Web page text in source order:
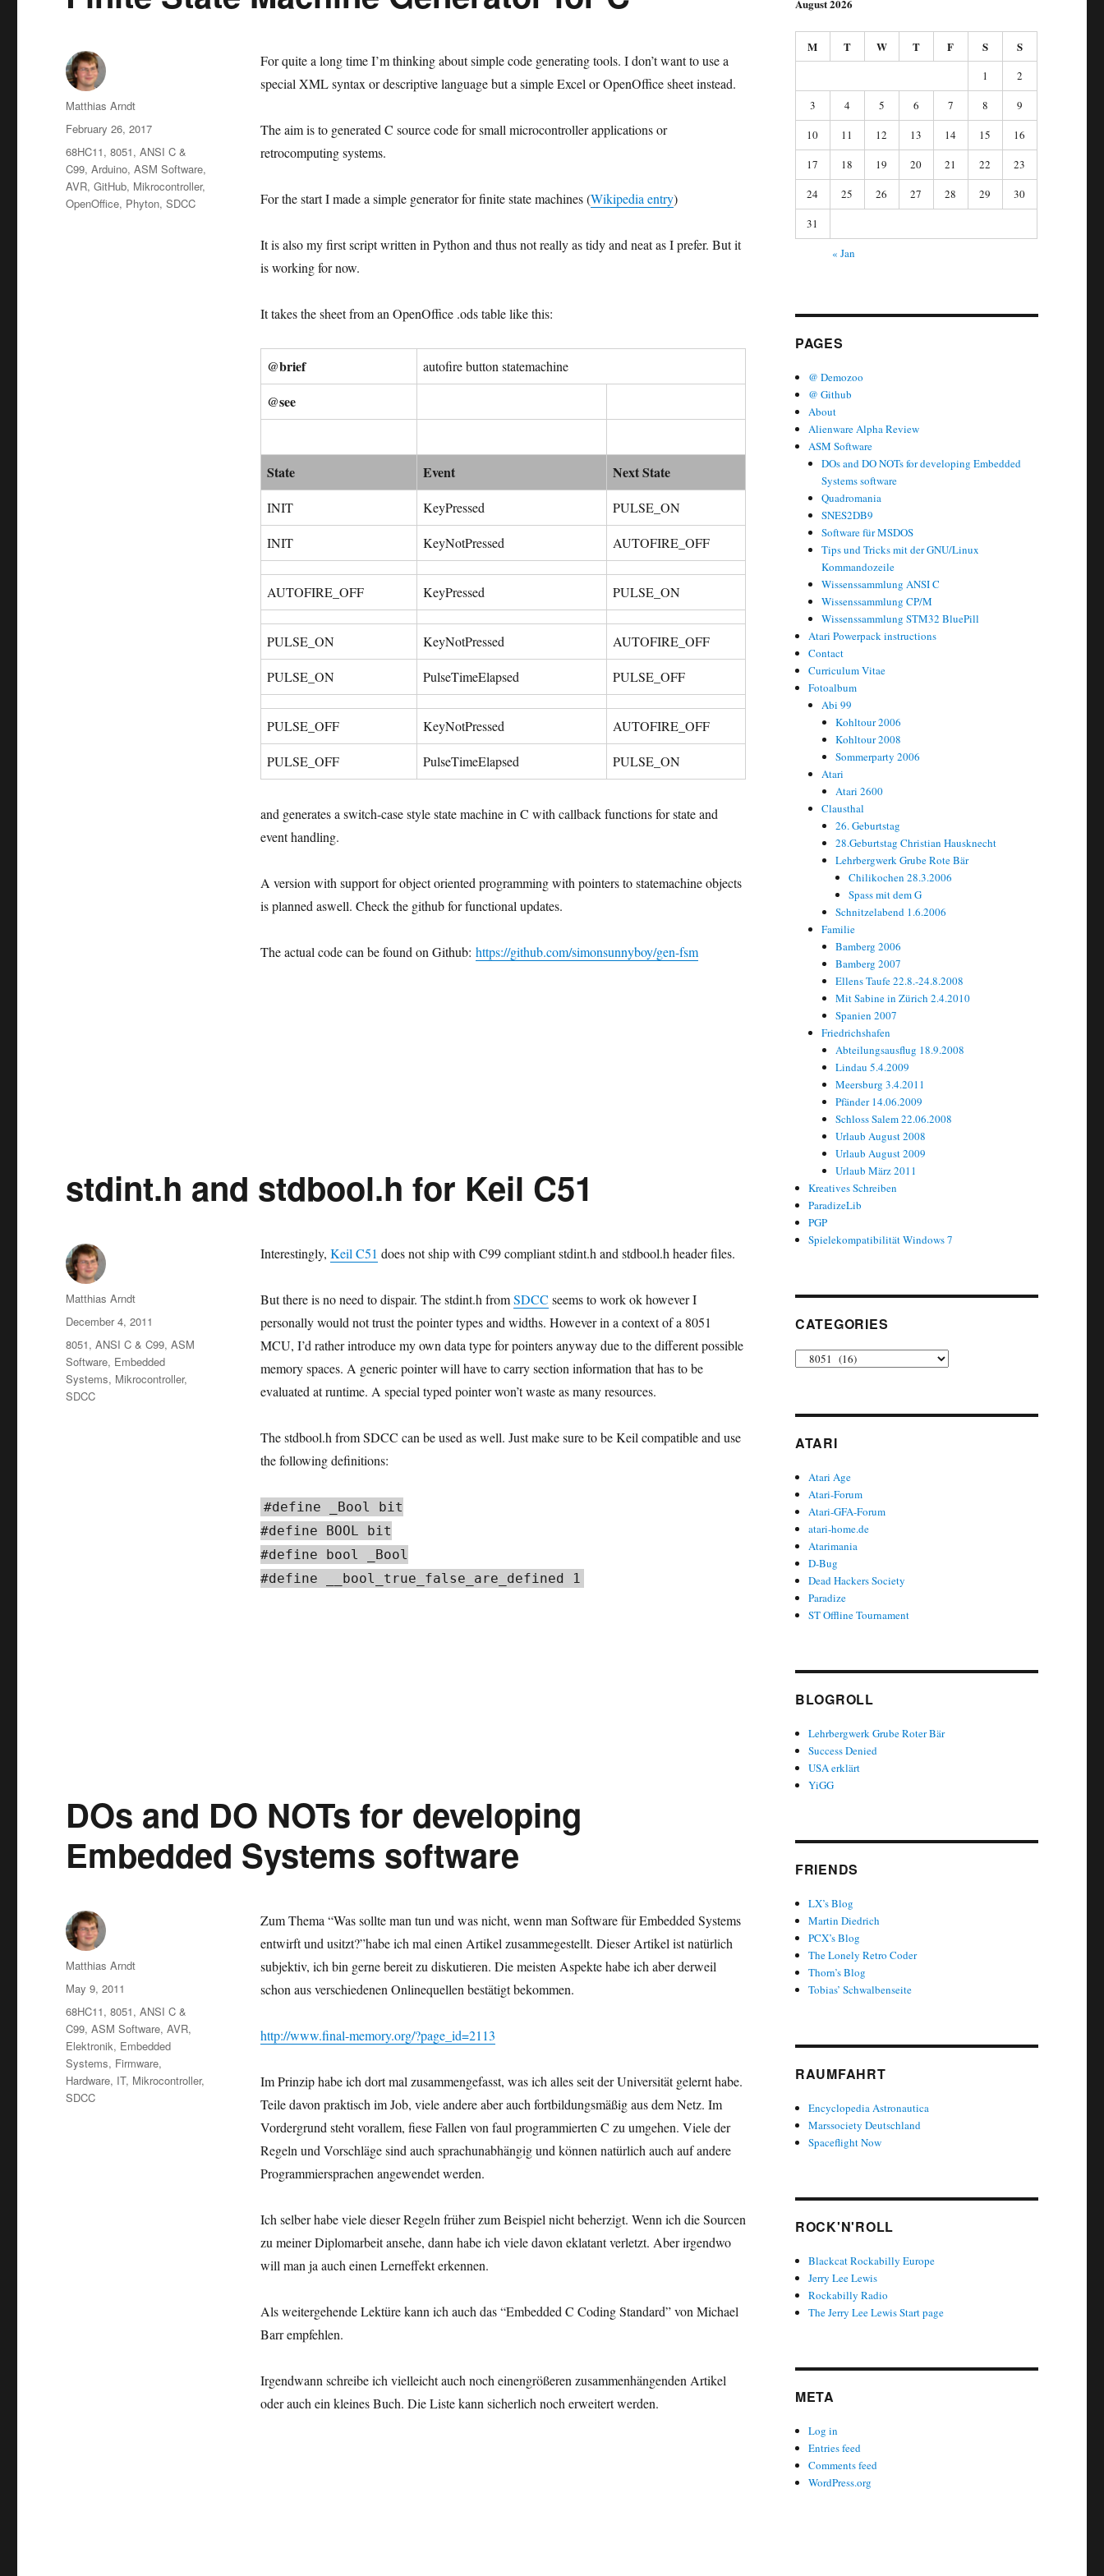
For quite a long time I’m thinking about simple code generating tools. I don’t want to use a
special XML syntax or descriptive language but a simple Excel or OpenOffice sheet instead.
The aim is to generated C source code for small microcontroller applications or
retrocomputing systems.
For the start I made a simple generator for finite state machines (Wikipedia entry)
It is also my first script written in Python and thus not really as tidy and neat as I prefer. But it
is working for now.
It takes the sheet from an OpenOffice .ods table like this:
@brief autofire button statemachine
@see
State Event Next State
INIT KeyPressed PULSE_ON
INIT KeyNotPressed AUTOFIRE_OFF
AUTOFIRE_OFF KeyPressed PULSE_ON
PULSE_ON KeyNotPressed AUTOFIRE_OFF
PULSE_ON PulseTimeElapsed PULSE_OFF
PULSE_OFF KeyNotPressed AUTOFIRE_OFF
PULSE_OFF PulseTimeElapsed PULSE_ON
and generates a switch-case style state machine in C with callback functions for state and
event handling.
A version with support for object oriented programming with pointers to statemachine objects
is planned aswell. Check the github for functional updates.
The actual code can be found on Github: https://github.com/simonsunnyboy/gen-fsm
Author
Matthias Arndt
Posted
on
February 26, 2017
Categories
68HC11,8051,ANSI C &
C99,Arduino,ASM Software,
AVR,GitHub, Mikrocontroller,
OpenOffice, Phyton,SDCC
stdint.h and stdbool.h for Keil C51
Interestingly, Keil C51 does not ship with C99 compliant stdint.h and stdbool.h header files.
But there is no need to dispair. The stdint.h fromSDCC seems to work ok however I
personally would not trust the pointer types and widths. However in a context of a 8051
MCU, I’d rather introduce my own data type for pointers anyway due to the different possible
memory spaces. A generic pointer will have to carry section information that has to be
evaluated at runtime. A special typed pointer won’t waste as many resources.
The stdbool.h from SDCC can be used as well. Just make sure to be Keil compatible and use
the following definitions:
#define _Bool bit
#define BOOL bit
#define bool _Bool
#define __bool_true_false_are_defined 1
Author
Matthias Arndt
Posted
on
December 4, 2011
Categories
8051,ANSI C & C99,ASM
Software, Embedded
Systems, Mikrocontroller,
SDCC
DOs and DO NOTs for developing
Embedded Systems software
Zum Thema “Was sollte man tun und was nicht, wenn man Software für Embedded Systems
entwirft und usitzt?”habe ich mal einen Artikel zusammegestellt. Dieser Artikel ist natürlich
subjektiv, ich bin gerne bereit zu diskutieren. Die meisten Aspekte habe ich aber derweil
schon aus verschiedenen Onlinequellen bestätigt bekommen.
http://www.final-memory.org/?page_id=2113
Im Prinzip habe ich dort mal zusammengefasst, was ich alles seit der Universität gelernt habe.
Teile davon praktisch im Job, viele andere aber auch fortbildungsmäßig aus dem Netz. Im
Vordergrund steht vorallem, fiese Fallen von faul programmierten C zu umgehen. Viele der
Regeln und Vorschläge sind auch sprachunabhängig und können natürlich auch auf andere
Programmiersprachen angewendet werden.
Ich selber habe viele dieser Regeln früher zum Beispiel nicht beherzigt. Wenn ich die Sourcen
zu meiner Diplomarbeit ansehe, dann habe ich viele davon eklatant verletzt. Aber irgendwo
will man ja auch einen Lerneffekt erkennen.
Als weitergehende Lektüre kann ich auch das “Embedded C Coding Standard” von Michael
Barr empfehlen.
Irgendwann schreibe ich vielleicht auch noch einengrößeren zusammenhängenden Artikel
oder auch ein kleines Buch. Die Liste kann sicherlich noch erweitert werden.
Author
Matthias Arndt
Posted
on
May 9, 2011
Categories
68HC11,8051,ANSI C &
C99,ASM Software,AVR,
Elektronik, Embedded
Systems, Firmware,
Hardware, IT, Mikrocontroller,
SDCC
August 2026
M T W T F S S
1
2
3
4 5 6 7 8
9
10
11 12 13 14 15
16
17
18 19 20 21 22
23
24
25 26 27 28 29
30
31
« Jan
PAGES
@ Demozoo
@ Github
About
Alienware Alpha Review
ASM Software
DOs and DO NOTs for developing Embedded
Systems software
Quadromania
SNES2DB9
Software für MSDOS
Tips und Tricks mit der GNU/Linux
Kommandozeile
Wissenssammlung ANSI C
Wissenssammlung CP/M
Wissenssammlung STM32 BluePill
Atari Powerpack instructions
Contact
Curriculum Vitae
Fotoalbum
Abi 99
Kohltour 2006
Kohltour 2008
Sommerparty 2006
Atari
Atari 2600
Clausthal
26. Geburtstag
28.Geburtstag Christian Hausknecht
Lehrbergwerk Grube Rote Bär
Chilikochen 28.3.2006
Spass mit dem G
Schnitzelabend 1.6.2006
Familie
Bamberg 2006
Bamberg 2007
Ellens Taufe 22.8.-24.8.2008
Mit Sabine in Zürich 2.4.2010
Spanien 2007
Friedrichshafen
Abteilungsausflug 18.9.2008
Lindau 5.4.2009
Meersburg 3.4.2011
Pfänder 14.06.2009
Schloss Salem 22.06.2008
Urlaub August 2008
Urlaub August 2009
Urlaub März 2011
Kreatives Schreiben
ParadizeLib
PGP
Spielekompatibilität Windows 7
CATEGORIES
Categories
ATARI
Atari Age
Atari-Forum
Atari-GFA-Forum
atari-home.de
Atarimania
D-Bug
Dead Hackers Society
Paradize
ST Offline Tournament
BLOGROLL
Lehrbergwerk Grube Roter Bär
Success Denied
USA erklärt
YiGG
FRIENDS
LX’s Blog
Martin Diedrich
PCX’s Blog
The Lonely Retro Coder
Thorn’s Blog
Tobias’ Schwalbenseite
RAUMFAHRT
Encyclopedia Astronautica
Marssociety Deutschland
Spaceflight Now
ROCK'N'ROLL
Blackcat Rockabilly Europe
Jerry Lee Lewis
Rockabilly Radio
The Jerry Lee Lewis Start page
META
Log in
Entries feed
Comments feed
WordPress.org